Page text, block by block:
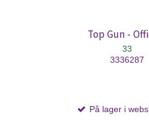
Top Gun -
33
3336287
På lager i